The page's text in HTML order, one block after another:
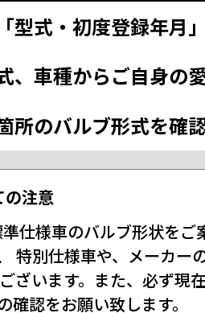
型式・初度登録年月
、車種からご自身の
所のバルブ形式を確
の注意
仕様車のバルブ形状をご
特別仕様車や、メーカー
ざいます。また、必ず現
確認をお願い致します。